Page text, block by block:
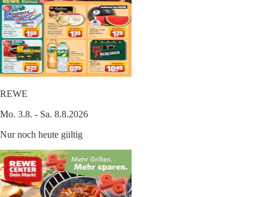
REWE
Mo. 3.8. - Sa. 8.8.2026
Nur noch heute gültig